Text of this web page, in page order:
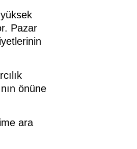
Pazar
önüne
ara